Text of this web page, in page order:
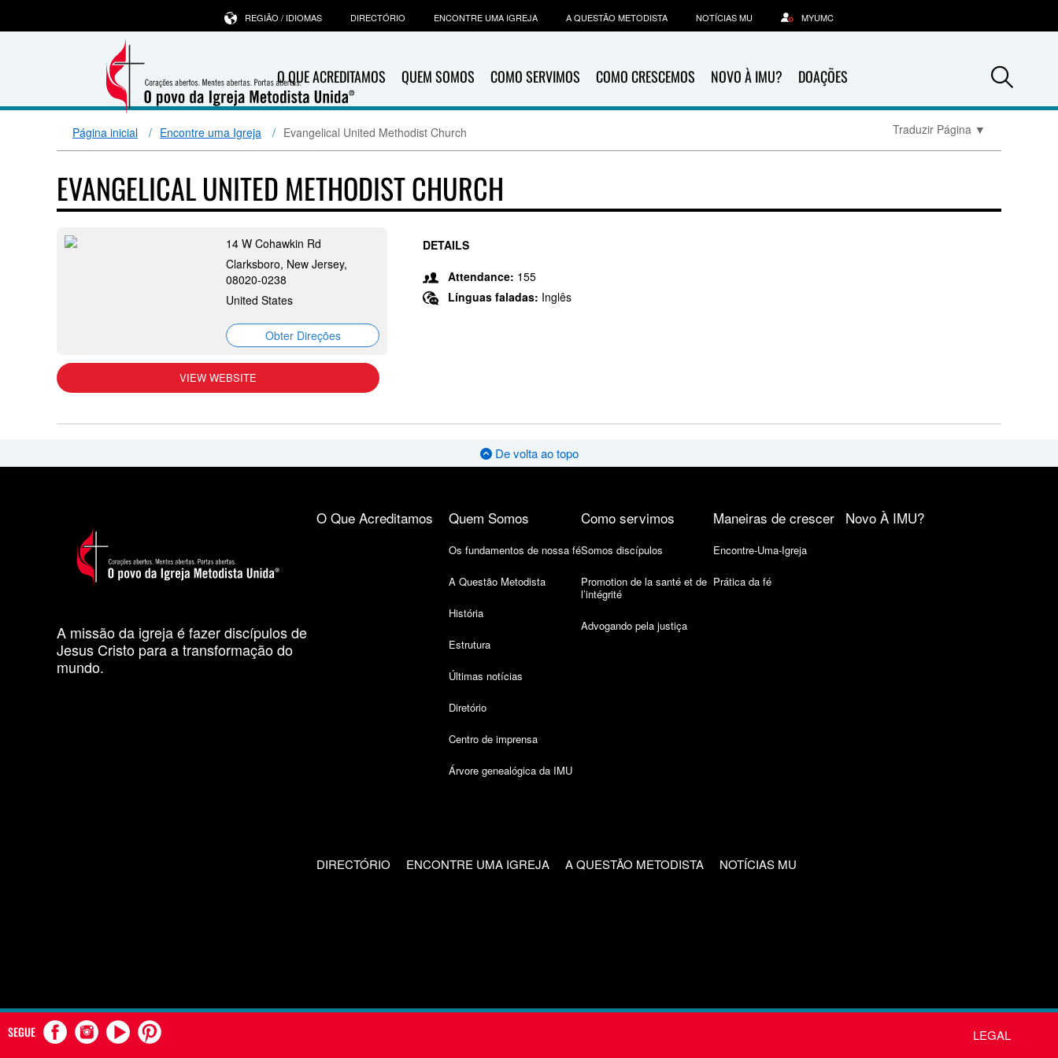
O QUE ACREDITAMOS QUEM SOMOS COMO SERVIMOS COMO CRESCEMOS NOVO À IMU? DOAÇÕES
REGIÃO / IDIOMAS DIRECTÓRIO ENCONTRE UMA IGREJA A QUESTÃO METODISTA NOTÍCIAS MU MYUMC
Página inicial Encontre uma Igreja Evangelical United Methodist Church Traduzir Página ▼
EVANGELICAL UNITED METHODIST CHURCH
14 W Cohawkin Rd
Clarksboro, New Jersey,
08020-0238
United States
Obter Direções
VIEW WEBSITE
DETAILS
Attendance: 155
Línguas faladas: Inglês
De volta ao topo
A missão da igreja é fazer discípulos de
Jesus Cristo para a transformação do
mundo.
O Que Acreditamos Quem Somos
Os fundamentos de nossa fé
A Questão Metodista
História
Estrutura
Últimas notícias
Diretório
Centro de imprensa
Árvore genealógica da IMU
Como servimos
Somos discípulos
Promotion de la santé et de
l’intégrité
Advogando pela justiça
Maneiras de crescer
Encontre-Uma-Igreja
Prática da fé
Novo À IMU?
DIRECTÓRIO ENCONTRE UMA IGREJA A QUESTÃO METODISTA NOTÍCIAS MU
SEGUE LEGAL